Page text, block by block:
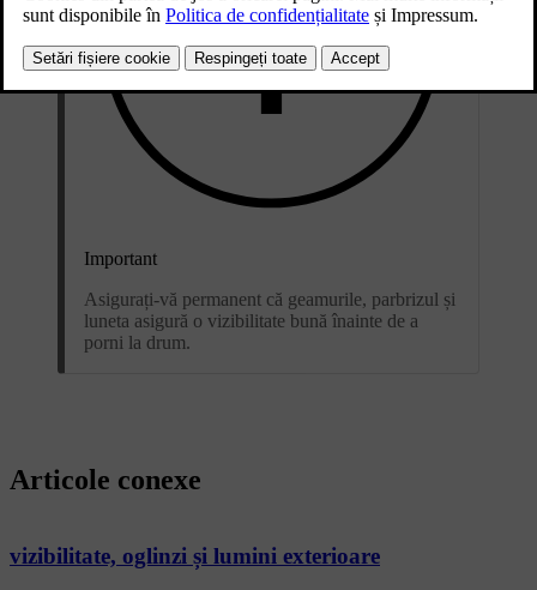
Important
Asigurați-vă permanent că geamurile, parbrizul și
luneta asigură o vizibilitate bună înainte de a
porni la drum.
Articole conexe
vizibilitate, oglinzi și lumini exterioare